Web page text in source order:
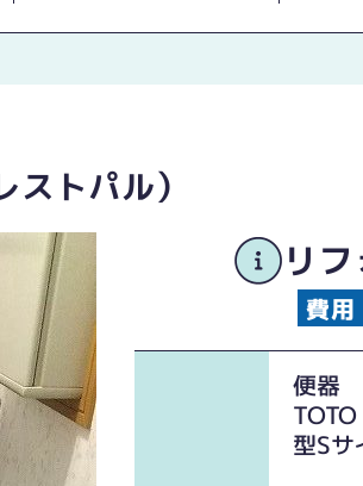
トパル）
リ
型Sサ